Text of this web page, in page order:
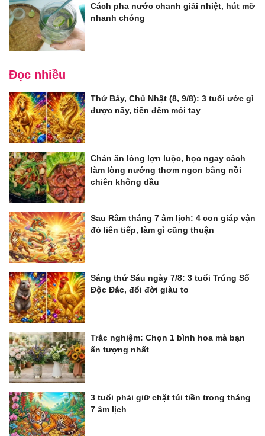
Cách pha nước chanh giải nhiệt, hút mỡ
nhanh chóng
Đọc nhiều
Thứ Bảy, Chủ Nhật (8, 9/8): 3 tuổi ước gì
được nấy, tiền đếm mỏi tay
Chán ăn lòng lợn luộc, học ngay cách
làm lòng nướng thơm ngon bằng nồi
chiên không dầu
Sau Rằm tháng 7 âm lịch: 4 con giáp vận
đỏ liên tiếp, làm gì cũng thuận
Sáng thứ Sáu ngày 7/8: 3 tuổi Trúng Số
Độc Đắc, đổi đời giàu to
Trắc nghiệm: Chọn 1 bình hoa mà bạn
ấn tượng nhất
3 tuổi phải giữ chặt túi tiền trong tháng
7 âm lịch